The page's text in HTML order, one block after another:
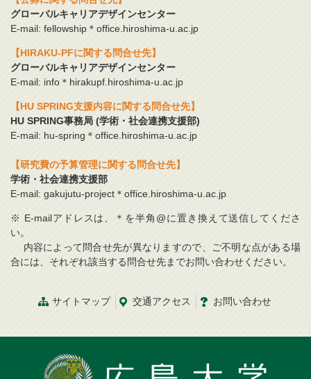
グローバルキャリアデザインセンター
E-mail: fellowship＊office.hiroshima-u.ac.jp
【HIRAKU-PFに関する問合せ先】
グローバルキャリアデザインセンター
E-mail: info＊hirakupf.hiroshima-u.ac.jp
【HU SPRING支援内容に関する問合せ先】
HU SPRING事務局 (学術・社会連携支援部)
E-mail: hu-spring＊office.hiroshima-u.ac.jp
【研究費の予算管理に関する問合せ先】
学術・社会連携支援部
E-mail: gakujutu-project＊office.hiroshima-u.ac.jp
※ E-mailアドレスは、＊を半角@に置き換えて送信してくださ
い。
内容によって問合せ先が異なりますので、ご不明な点がある場
合には、それぞれ該当する問合せ先までお問い合わせください。
サイトマップ 交通アクセス お問い合わせ